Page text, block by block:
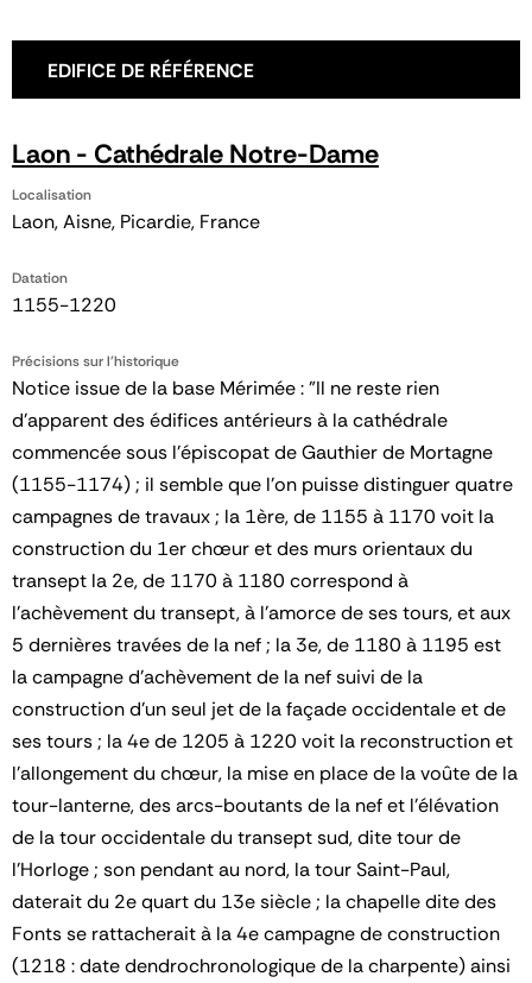
EDIFICE DE RÉFÉRENCE
Laon - Cathédrale Notre-Dame
Localisation
Laon, Aisne, Picardie, France
Datation
1155-1220
Précisions sur l'historique
Notice issue de la base Mérimée : "Il ne reste rien
d'apparent des édifices antérieurs à la cathédrale
commencée sous l'épiscopat de Gauthier de Mortagne
(1155-1174) ; il semble que l'on puisse distinguer quatre
campagnes de travaux ; la 1ère, de 1155 à 1170 voit la
construction du 1er chœur et des murs orientaux du
transept la 2e, de 1170 à 1180 correspond à
l'achèvement du transept, à l'amorce de ses tours, et aux
5 dernières travées de la nef ; la 3e, de 1180 à 1195 est
la campagne d'achèvement de la nef suivi de la
construction d'un seul jet de la façade occidentale et de
ses tours ; la 4e de 1205 à 1220 voit la reconstruction et
l'allongement du chœur, la mise en place de la voûte de la
tour-lanterne, des arcs-boutants de la nef et l'élévation
de la tour occidentale du transept sud, dite tour de
l'Horloge ; son pendant au nord, la tour Saint-Paul,
daterait du 2e quart du 13e siècle ; la chapelle dite des
Fonts se rattacherait à la 4e campagne de construction
(1218 : date dendrochronologique de la charpente) ainsi